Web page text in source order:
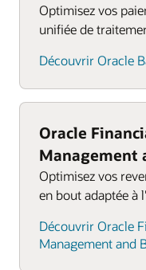
Optimisez vos
unifiée de
Découvrir Oracle
Oracle
Management
Optimisez vos
en bout adaptée à
Découvrir Oracle
Management and